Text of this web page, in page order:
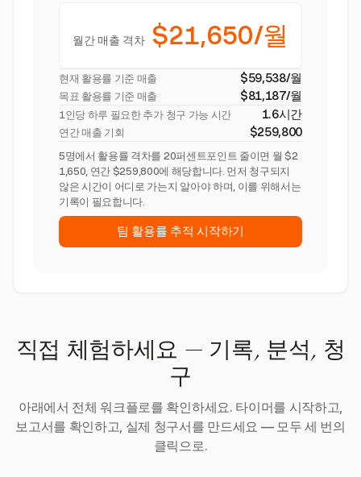
월간 매출 격차 $21,650/월
현재 활용률 기준 매출 $59,538/월
목표 활용률 기준 매출 $81,187/월
1인당 하루 필요한 추가 청구 가능 시간 1.6시간
연간 매출 기회 $259,800
5명에서 활용률 격차를 20퍼센트포인트 줄이면 월 $2
1,650, 연간 $259,800에 해당합니다. 먼저 청구되지
않은 시간이 어디로 가는지 알아야 하며, 이를 위해서는
기록이 필요합니다.
팀 활용률 추적 시작하기
직접 체험하세요 — 기록, 분석, 청
구
아래에서 전체 워크플로를 확인하세요. 타이머를 시작하고,
보고서를 확인하고, 실제 청구서를 만드세요 — 모두 세 번의
클릭으로.